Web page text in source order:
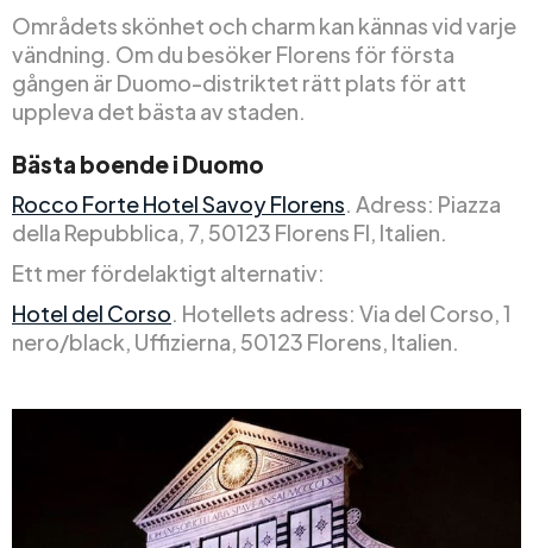
Områdets skönhet och charm kan kännas vid varje
vändning. Om du besöker Florens för första
gången är Duomo-distriktet rätt plats för att
uppleva det bästa av staden.
Bästa boende i Duomo
Rocco Forte Hotel Savoy Florens. Adress: Piazza
della Repubblica, 7, 50123 Florens FI, Italien.
Ett mer fördelaktigt alternativ:
Hotel del Corso. Hotellets adress: Via del Corso, 1
nero/black, Uffizierna, 50123 Florens, Italien.